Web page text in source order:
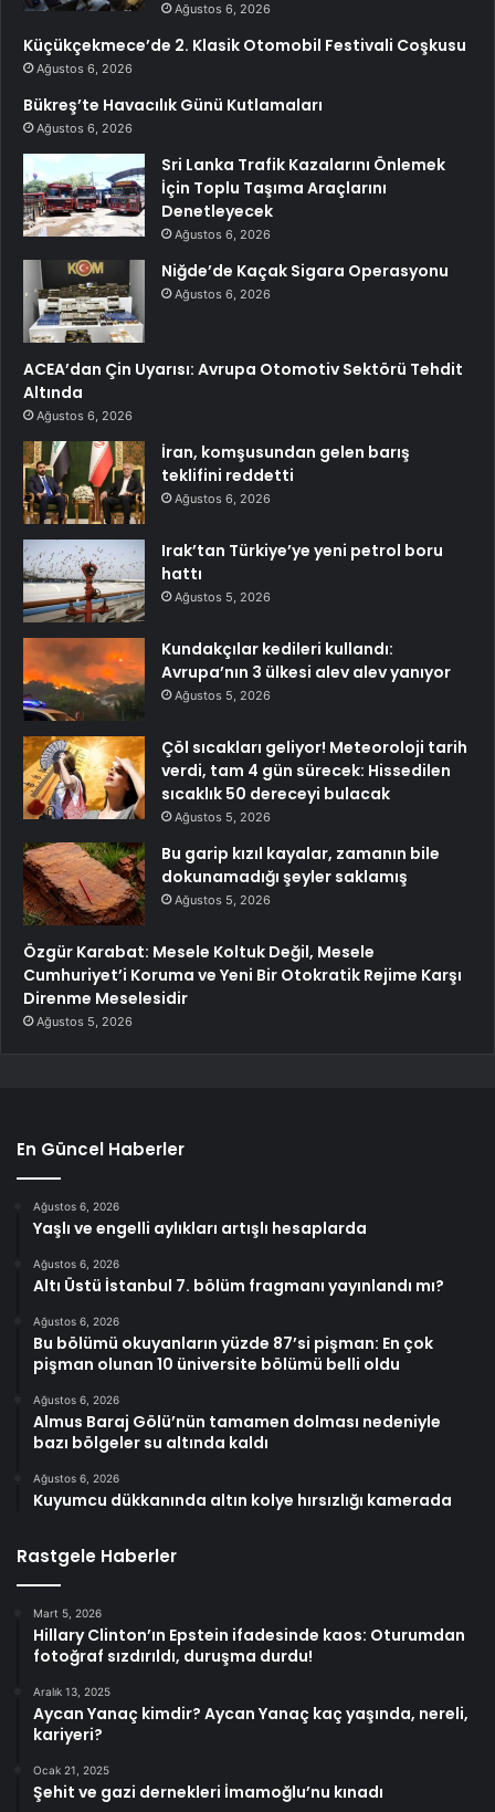
Ağustos 6, 2026
Küçükçekmece’de 2. Klasik Otomobil Festivali Coşkusu
Ağustos 6, 2026
Bükreş’te Havacılık Günü Kutlamaları
Ağustos 6, 2026
Sri Lanka Trafik Kazalarını Önlemek
İçin Toplu Taşıma Araçlarını
Denetleyecek
Ağustos 6, 2026
Niğde’de Kaçak Sigara Operasyonu
Ağustos 6, 2026
ACEA’dan Çin Uyarısı: Avrupa Otomotiv Sektörü Tehdit
Altında
Ağustos 6, 2026
İran, komşusundan gelen barış
teklifini reddetti
Ağustos 6, 2026
Irak’tan Türkiye’ye yeni petrol boru
hattı
Ağustos 5, 2026
Kundakçılar kedileri kullandı:
Avrupa’nın 3 ülkesi alev alev yanıyor
Ağustos 5, 2026
Çöl sıcakları geliyor! Meteoroloji tarih
verdi, tam 4 gün sürecek: Hissedilen
sıcaklık 50 dereceyi bulacak
Ağustos 5, 2026
Bu garip kızıl kayalar, zamanın bile
dokunamadığı şeyler saklamış
Ağustos 5, 2026
Özgür Karabat: Mesele Koltuk Değil, Mesele
Cumhuriyet’i Koruma ve Yeni Bir Otokratik Rejime Karşı
Direnme Meselesidir
Ağustos 5, 2026
En Güncel Haberler
Ağustos 6, 2026
Yaşlı ve engelli aylıkları artışlı hesaplarda
Ağustos 6, 2026
Altı Üstü İstanbul 7. bölüm fragmanı yayınlandı mı?
Ağustos 6, 2026
Bu bölümü okuyanların yüzde 87’si pişman: En çok
pişman olunan 10 üniversite bölümü belli oldu
Ağustos 6, 2026
Almus Baraj Gölü’nün tamamen dolması nedeniyle
bazı bölgeler su altında kaldı
Ağustos 6, 2026
Kuyumcu dükkanında altın kolye hırsızlığı kamerada
Rastgele Haberler
Mart 5, 2026
Hillary Clinton’ın Epstein ifadesinde kaos: Oturumdan
fotoğraf sızdırıldı, duruşma durdu!
Aralık 13, 2025
Aycan Yanaç kimdir? Aycan Yanaç kaç yaşında, nereli,
kariyeri?
Ocak 21, 2025
Şehit ve gazi dernekleri İmamoğlu’nu kınadı